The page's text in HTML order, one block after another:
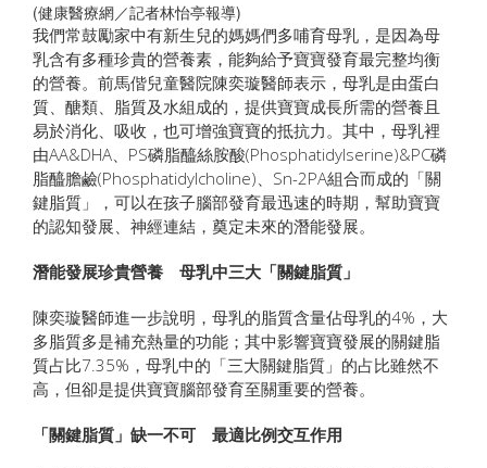
(健康醫療網／記者林怡亭報導)
我們常鼓勵家中有新生兒的媽媽們多哺育母乳，是因為母
乳含有多種珍貴的營養素，能夠給予寶寶發育最完整均衡
的營養。前馬偕兒童醫院陳奕璇醫師表示，母乳是由蛋白
質、醣類、脂質及水組成的，提供寶寶成長所需的營養且
易於消化、吸收，也可增強寶寶的抵抗力。其中，母乳裡
由AA&DHA、PS磷脂醯絲胺酸(Phosphatidylserine)&PC磷
脂醯膽鹼(Phosphatidylcholine)、Sn-2PA組合而成的「關
鍵脂質」，可以在孩子腦部發育最迅速的時期，幫助寶寶
的認知發展、神經連結，奠定未來的潛能發展。
潛能發展珍貴營養 母乳中三大「關鍵脂質」
陳奕璇醫師進一步說明，母乳的脂質含量佔母乳的4%，大
多脂質多是補充熱量的功能；其中影響寶寶發展的關鍵脂
質占比7.35%，母乳中的「三大關鍵脂質」的占比雖然不
高，但卻是提供寶寶腦部發育至關重要的營養。
「關鍵脂質」缺一不可 最適比例交互作用